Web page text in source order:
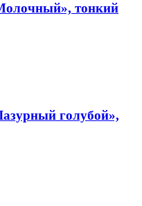
тонкий
голубой»,